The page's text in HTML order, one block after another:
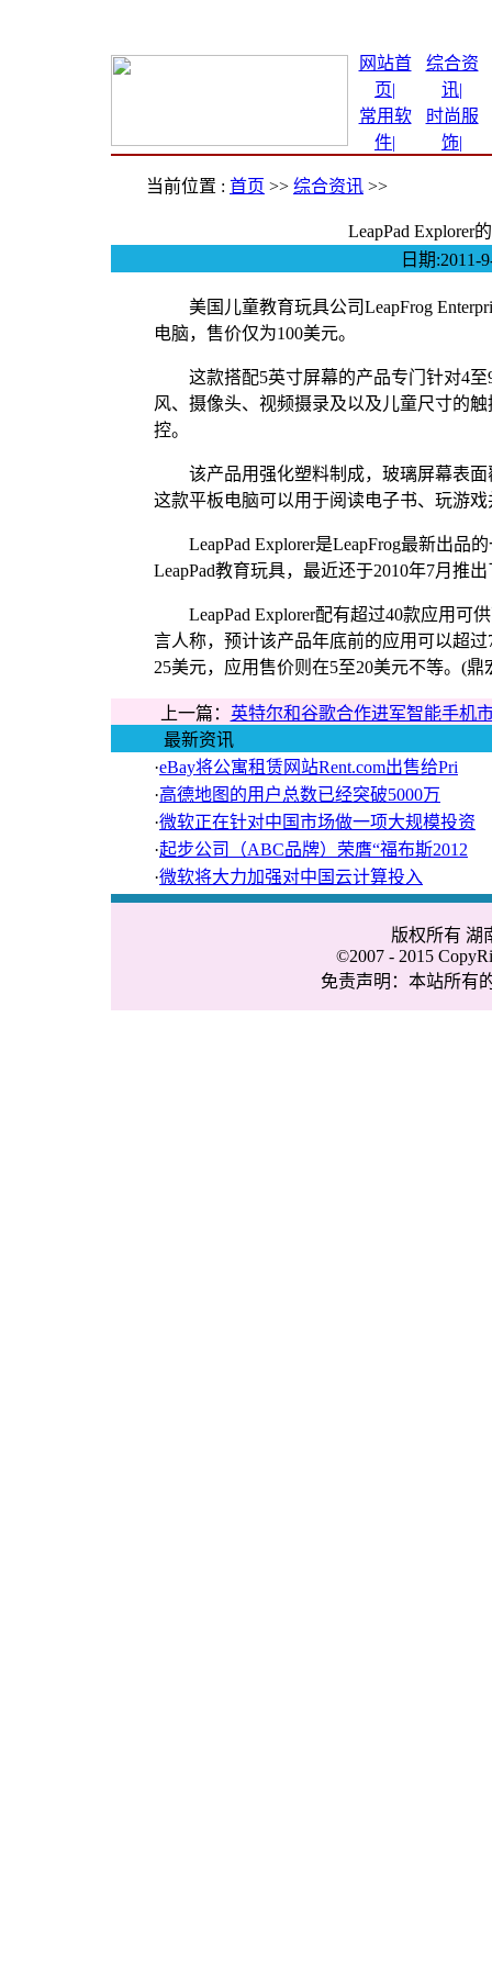
网站首
页|
综合资
讯|
常用软
件|
时尚服
饰|
当前位置 : 首页 >> 综合资讯 >>
LeapPad Explorer
日期
美国儿童教育玩具公司LeapFrog
电脑，售价仅为100美元。
这款搭配5英寸屏幕的产品专门针对4至
风、摄像头、视频摄录及以及儿童尺寸的
控。
该产品用强化塑料制成，玻璃屏幕表面
这款平板电脑可以用于阅读电子书、玩游
LeapPad Explorer是LeapFrog最新出品
LeapPad教育玩具，最近还于2010年7月推
LeapPad Explorer配有超过40款应用可
言人称，预计该产品年底前的应用可以超
25美元，应用售价则在5至20美元不等。(鼎
上一篇： 英特尔和谷歌合作进军智能手机
最新资讯
·eBay将公寓租赁网站Rent.com出售给Pri
·高德地图的用户总数已经突破5000万
·微软正在针对中国市场做一项大规模投资
·起步公司（ABC品牌）荣膺“福布斯2012
·微软将大力加强对中国云计算投入
版权所有
©2007 - 2015
免责声明：本站所有